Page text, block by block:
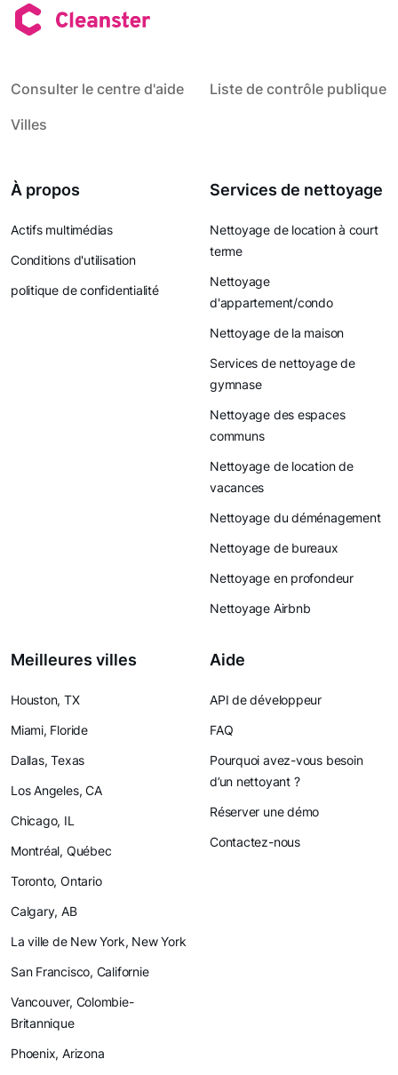
Consulter le centre d'aide
Liste de contrôle publique
Villes
À propos
Actifs multimédias
Conditions d'utilisation
politique de confidentialité
Services de nettoyage
Nettoyage de location à court
terme
Nettoyage
d'appartement/condo
Nettoyage de la maison
Services de nettoyage de
gymnase
Nettoyage des espaces
communs
Nettoyage de location de
vacances
Nettoyage du déménagement
Nettoyage de bureaux
Nettoyage en profondeur
Nettoyage Airbnb
Meilleures villes
Houston, TX
Miami, Floride
Dallas, Texas
Los Angeles, CA
Chicago, IL
Montréal, Québec
Toronto, Ontario
Calgary, AB
La ville de New York, New York
San Francisco, Californie
Vancouver, Colombie-
Britannique
Phoenix, Arizona
Aide
API de développeur
FAQ
Pourquoi avez-vous besoin
d’un nettoyant ?
Réserver une démo
Contactez-nous